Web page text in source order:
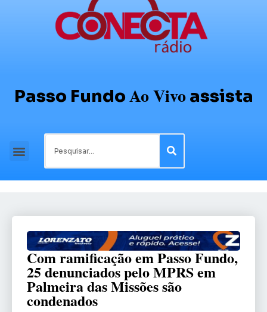
Passo Fundo Ao Vivo assista
Com ramificação em Passo Fundo,
25 denunciados pelo MPRS em
Palmeira das Missões são
condenados